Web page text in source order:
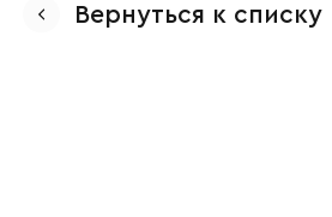
Вернуться к списку